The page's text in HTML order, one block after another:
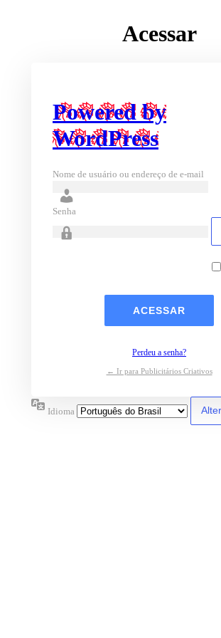
Acessar
Powered by
WordPress
Nome de usuário ou endereço de e-mail
Senha
Perdeu a senha?
← Ir para Publicitários Criativos
Idioma